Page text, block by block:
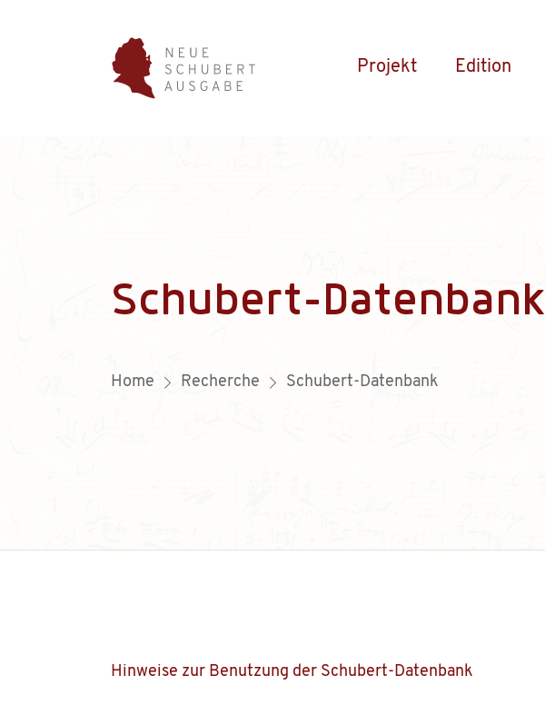
Projekt Edition
Schubert-Datenbank
Home Recherche Schubert-Datenbank
Hinweise zur Benutzung der Schubert-Datenbank